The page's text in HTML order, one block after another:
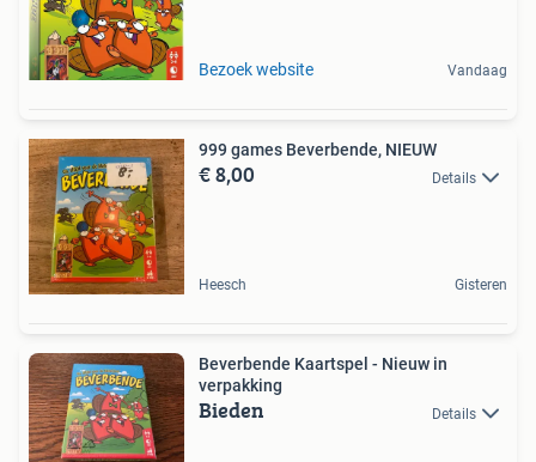
Bezoek website Vandaag
999 games Beverbende, NIEUW
€ 8,00 Details
Heesch Gisteren
Beverbende Kaartspel - Nieuw in
verpakking
Bieden Details